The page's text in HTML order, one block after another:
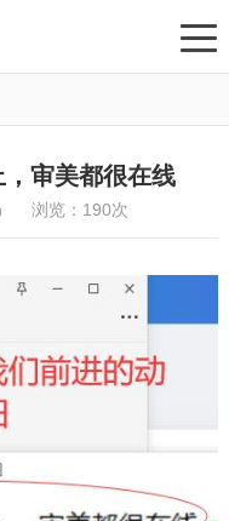
审美都很在线
浏览： 190次